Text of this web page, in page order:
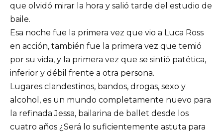
que olvidó mirar la hora y salió tarde del estudio de
baile.
Esa noche fue la primera vez que vio a Luca Ross
en acción, también fue la primera vez que temió
por su vida, y la primera vez que se sintió patética,
inferior y débil frente a otra persona.
Lugares clandestinos, bandos, drogas, sexo y
alcohol, es un mundo completamente nuevo para
la refinada Jessa, bailarina de ballet desde los
cuatro años ¿Será lo suficientemente astuta para